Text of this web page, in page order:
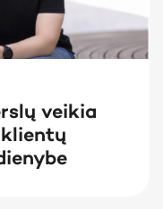
veikia